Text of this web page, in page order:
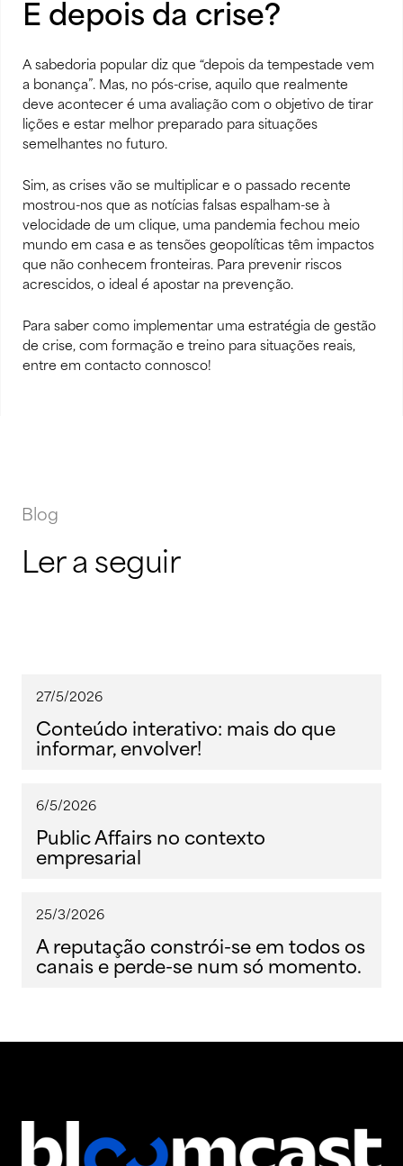
E depois da crise?
A sabedoria popular diz que “depois da tempestade vem
a bonança”. Mas, no pós-crise, aquilo que realmente
deve acontecer é uma avaliação com o objetivo de tirar
lições e estar melhor preparado para situações
semelhantes no futuro.
Sim, as crises vão se multiplicar e o passado recente
mostrou-nos que as notícias falsas espalham-se à
velocidade de um clique, uma pandemia fechou meio
mundo em casa e as tensões geopolíticas têm impactos
que não conhecem fronteiras. Para prevenir riscos
acrescidos, o ideal é apostar na prevenção.
Para saber como implementar uma estratégia de gestão
de crise, com formação e treino para situações reais,
entre em contacto connosco!
Blog
Ler a seguir
27/5/2026
Conteúdo interativo: mais do que
informar, envolver!
6/5/2026
Public Affairs no contexto
empresarial
25/3/2026
A reputação constrói-se em todos os
canais e perde-se num só momento.